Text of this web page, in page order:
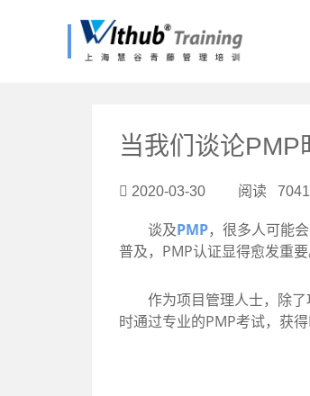
当我们谈论
2020-03-30 阅读 7041
谈及PMP，很多人可能
普及，PMP认证显得愈发重要
作为项目管理人士，除了
时通过专业的PMP考试，获得